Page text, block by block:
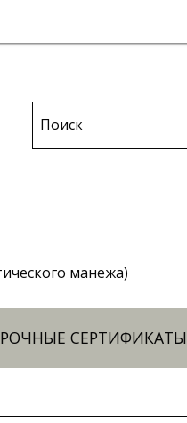
манежа)
СЕРТИФИКАТЫ